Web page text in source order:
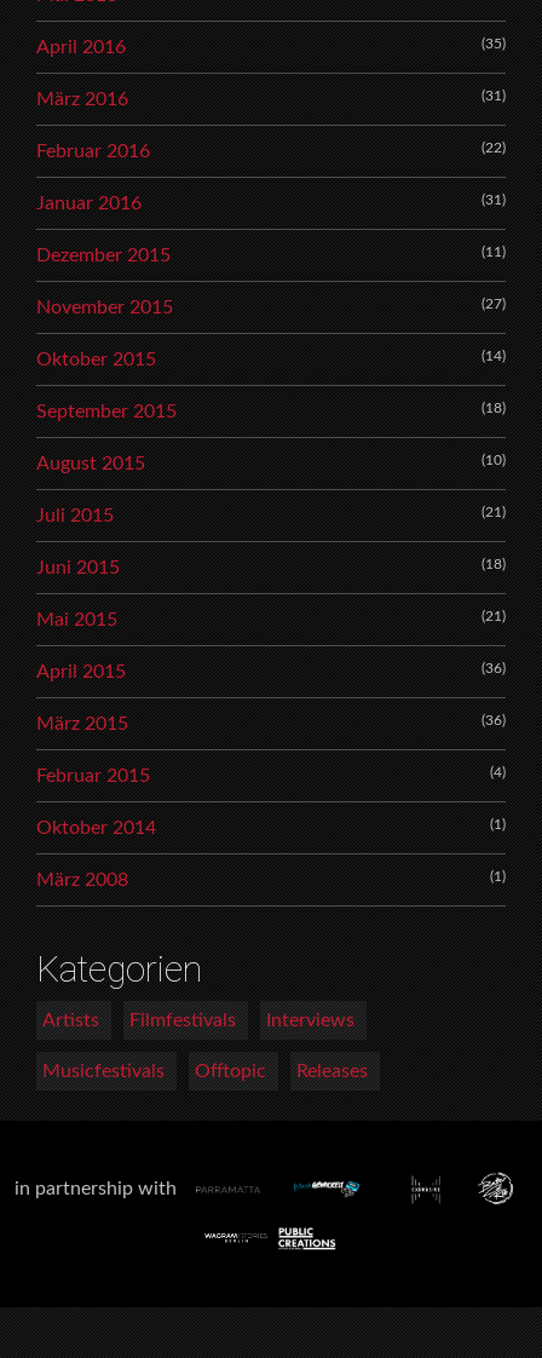
April 2016 (35)
März 2016 (31)
Februar 2016 (22)
Januar 2016 (31)
Dezember 2015 (11)
November 2015 (27)
Oktober 2015 (14)
September 2015 (18)
August 2015 (10)
Juli 2015 (21)
Juni 2015 (18)
Mai 2015 (21)
April 2015 (36)
März 2015 (36)
Februar 2015 (4)
Oktober 2014 (1)
März 2008 (1)
Kategorien
Artists Filmfestivals Interviews
Musicfestivals Offtopic Releases
in partnership with